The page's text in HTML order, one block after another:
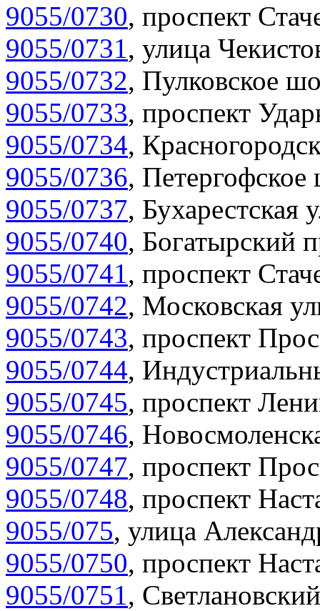
9055/0730, проспект
9055/0731, улица
9055/0732, Пулковское
9055/0733, проспект
9055/0734,
9055/0736, Петергофское
9055/0737, Бухарестская
9055/0740, Богатырский
9055/0741, проспект
9055/0742, Московская
9055/0743, проспект
9055/0744,
9055/0745, проспект
9055/0746,
9055/0747, проспект
9055/0748, проспект
9055/075, улица
9055/0750, проспект
9055/0751,